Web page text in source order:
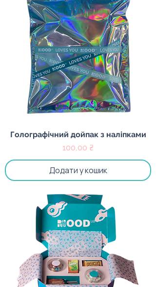
Голографічний дойпак з наліпками
Ціна
100,00 ₴
Додати у кошик